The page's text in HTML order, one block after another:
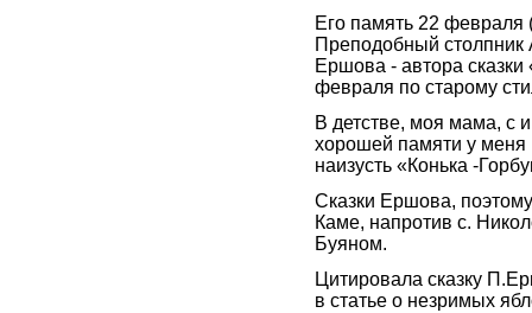
Его память 22 февраля
Преподобный
Ершова - автора сказки
февраля по старому
В детстве, моя мама, с
хорошей памяти у меня
наизусть «Конька -
Сказки Ершова,
Каме, напротив с.
Буяном.
Цитировала сказку
в статье о незримых